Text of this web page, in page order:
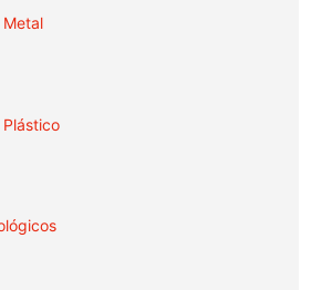
Metal